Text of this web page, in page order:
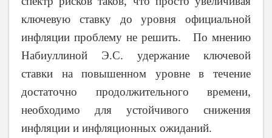
ключевую ставку до уровня официальной
инфляции проблему не решить. По мнению
Набиуллиной Э.С. удержание ключевой
ставки на повышенном уровне в течение
достаточно продолжительного времени,
необходимо для устойчивого снижения
инфляции и инфляционных ожиданий.